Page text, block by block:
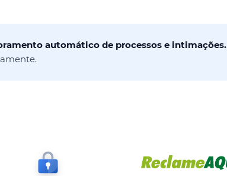
automático de processos e intimações.